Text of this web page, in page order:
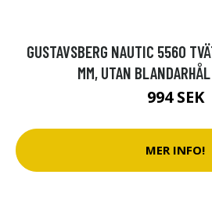
GUSTAVSBERG NAUTIC 5560
MM, UTAN
994 SEK
MER INFO!